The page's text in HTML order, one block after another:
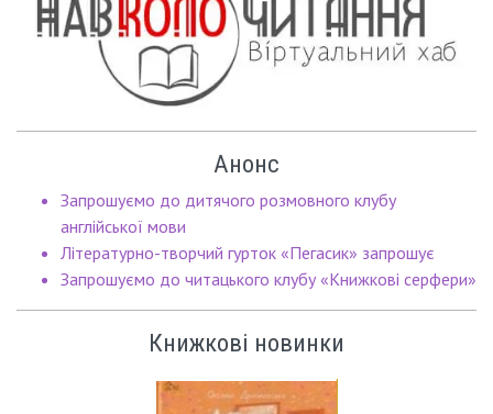
Анонс
Запрошуємо до дитячого розмовного клубу
англійської мови
Літературно-творчий гурток «Пегасик» запрошує
Запрошуємо до читацького клубу «Книжкові серфери»
Книжкові новинки